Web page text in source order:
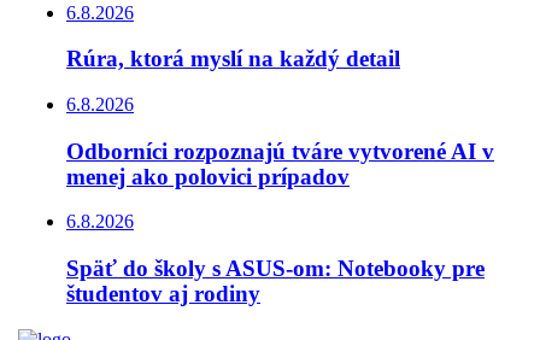
6.8.2026
Rúra, ktorá myslí na každý detail
6.8.2026
Odborníci rozpoznajú tváre vytvorené AI v
menej ako polovici prípadov
6.8.2026
Späť do školy s ASUS-om: Notebooky pre
študentov aj rodiny